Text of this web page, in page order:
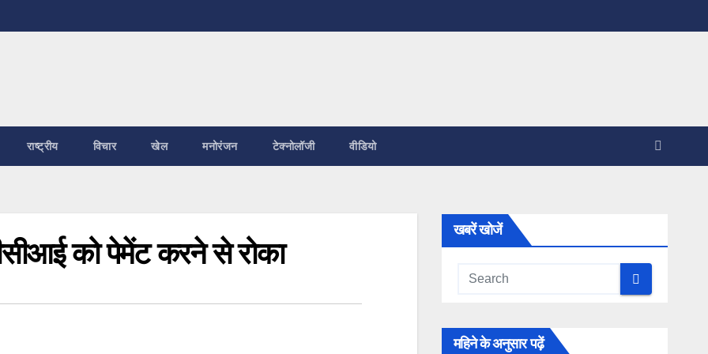
राष्ट्रीय विचार खेल मनोरंजन टेक्नोलॉजी वीडियो
को पेमेंट करने से रोका
खबरें खोजें
महिने के अनुसार पढ़ें